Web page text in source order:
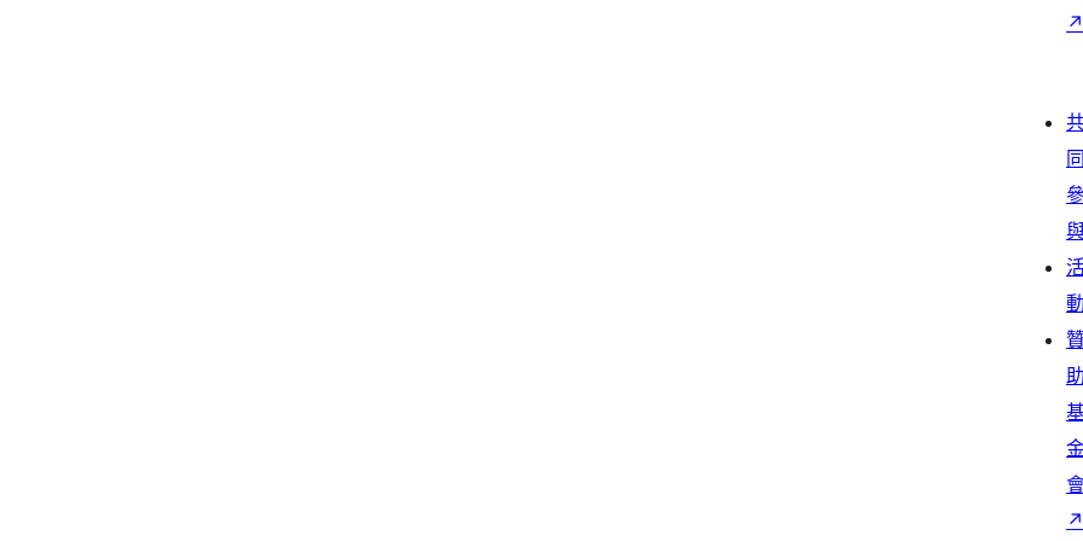
↗
同
動
助
↗